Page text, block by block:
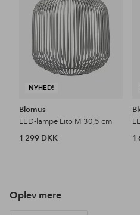
NYHED!
Blomus
LED-lampe Lito M 30,5 cm
1 299 DKK
1
Oplev mere